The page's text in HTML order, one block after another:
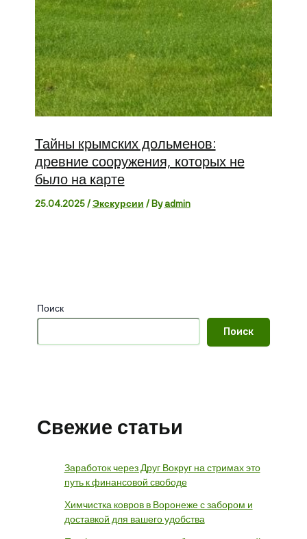
Тайны крымских дольменов:
древние сооружения, которых не
было на карте
25.04.2025/Экскурсии / Byadmin
Поиск
Поиск
Свежие статьи
Заработок через Друг Вокруг на стримах это
путь к финансовой свободе
Химчистка ковров в Воронеже с забором и
доставкой для вашего удобства